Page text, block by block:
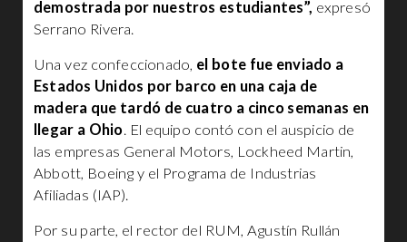
demostrada por nuestros estudiantes”, expresó
Serrano Rivera.
Una vez confeccionado, el bote fue enviado a
Estados Unidos por barco en una caja de
madera que tardó de cuatro a cinco semanas en
llegar a Ohio. El equipo contó con el auspicio de
las empresas General Motors, Lockheed Martin,
Abbott, Boeing y el Programa de Industrias
Afiliadas (IAP).
Por su parte, el rector del RUM, Agustín Rullán